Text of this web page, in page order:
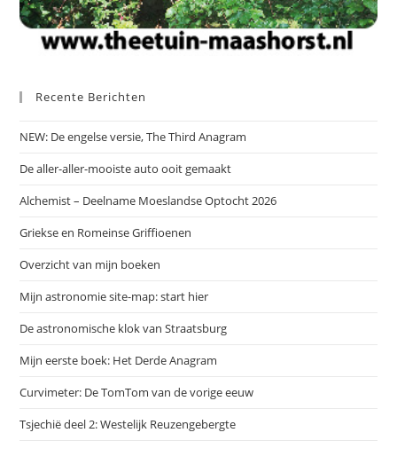
Recente Berichten
NEW: De engelse versie, The Third Anagram
De aller-aller-mooiste auto ooit gemaakt
Alchemist – Deelname Moeslandse Optocht 2026
Griekse en Romeinse Griffioenen
Overzicht van mijn boeken
Mijn astronomie site-map: start hier
De astronomische klok van Straatsburg
Mijn eerste boek: Het Derde Anagram
Curvimeter: De TomTom van de vorige eeuw
Tsjechië deel 2: Westelijk Reuzengebergte